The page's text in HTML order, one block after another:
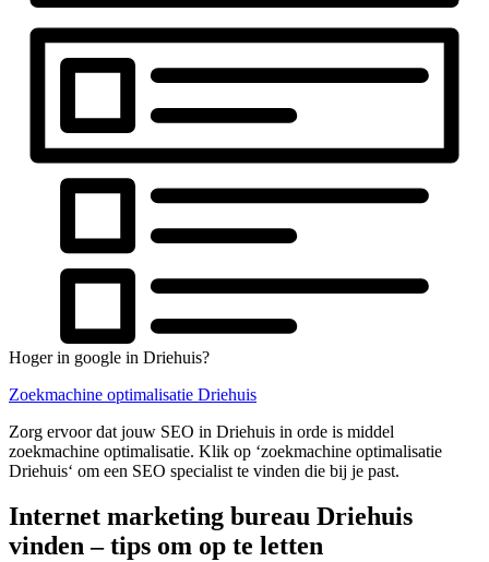
Hoger in google in Driehuis?
Zoekmachine optimalisatie Driehuis
Zorg ervoor dat jouw SEO in Driehuis in orde is middel
zoekmachine optimalisatie. Klik op ‘zoekmachine optimalisatie
Driehuis‘ om een SEO specialist te vinden die bij je past.
Internet marketing bureau Driehuis
vinden – tips om op te letten